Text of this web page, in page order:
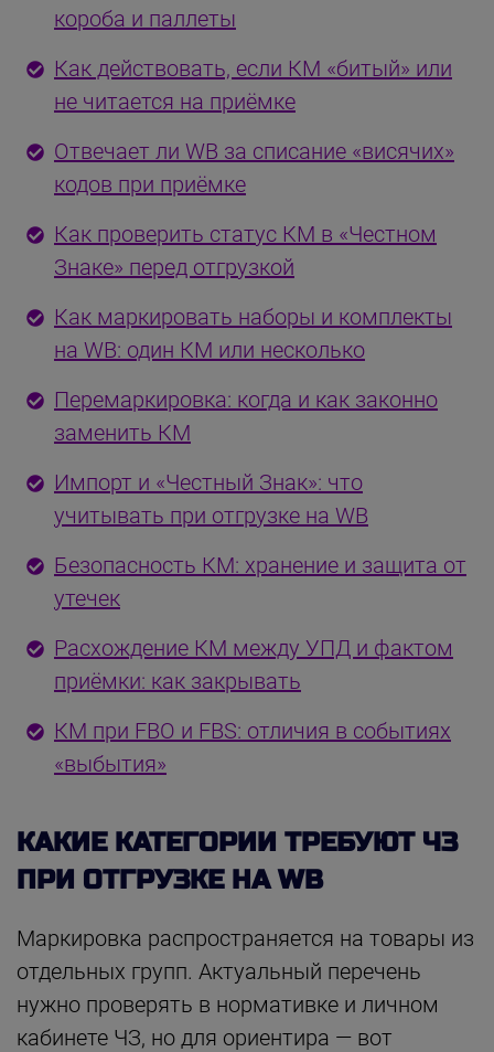
короба и паллеты
Как действовать, если КМ «битый» или
не читается на приёмке
Отвечает ли WB за списание «висячих»
кодов при приёмке
Как проверить статус КМ в «Честном
Знаке» перед отгрузкой
Как маркировать наборы и комплекты
на WB: один КМ или несколько
Перемаркировка: когда и как законно
заменить КМ
Импорт и «Честный Знак»: что
учитывать при отгрузке на WB
Безопасность КМ: хранение и защита от
утечек
Расхождение КМ между УПД и фактом
приёмки: как закрывать
КМ при FBO и FBS: отличия в событиях
«выбытия»
КАКИЕ КАТЕГОРИИ ТРЕБУЮТ ЧЗ
ПРИ ОТГРУЗКЕ НА WB
Маркировка распространяется на товары из
отдельных групп. Актуальный перечень
нужно проверять в нормативке и личном
кабинете ЧЗ, но для ориентира — вот